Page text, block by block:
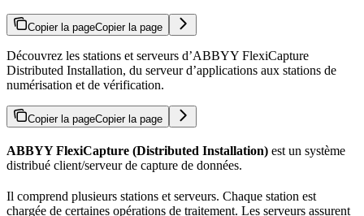
Copier la pageCopier la page
Découvrez les stations et serveurs d’ABBYY FlexiCapture
Distributed Installation, du serveur d’applications aux stations de
numérisation et de vérification.
Copier la pageCopier la page
ABBYY FlexiCapture (Distributed Installation) est un système
distribué client/serveur de capture de données.
Il comprend plusieurs stations et serveurs. Chaque station est
chargée de certaines opérations de traitement. Les serveurs assurent